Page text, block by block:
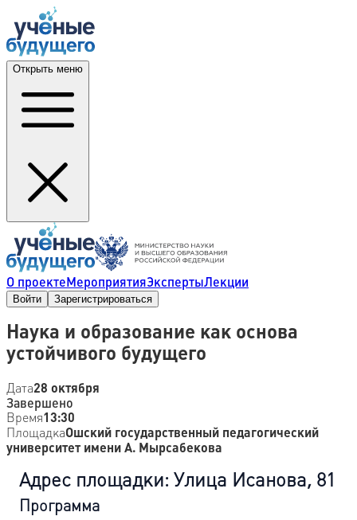
Открыть меню
О проекте Мероприятия Эксперты Лекции
Войти Зарегистрироваться
Наука и образование как основа
устойчивого будущего
Дата28 октября
Завершено
Время13:30
ПлощадкаОшский государственный педагогический
университет имени А. Мырсабекова
Адрес площадки: Улица Исанова, 81
Программа